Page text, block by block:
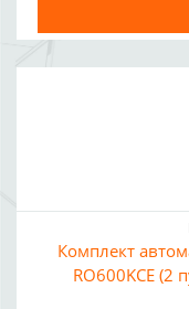
Комплект
RO600KCE (2